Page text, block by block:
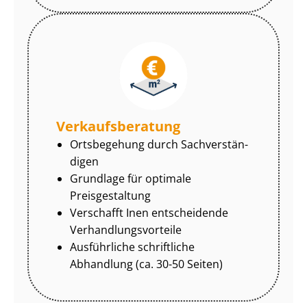
Ver­kaufs­be­ra­tung
Ortsbegehung durch Sach­ver­stän­
di­gen
Grundlage für optimale
Preisgestaltung
Verschafft Inen entscheidende
Ver­hand­lungs­vor­tei­le
Ausführliche schriftliche
Abhandlung (ca. 30-50 Seiten)